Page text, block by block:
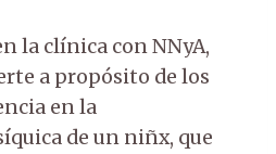
la clínica con NNyA,
a propósito de los
en la
de un niñx, que